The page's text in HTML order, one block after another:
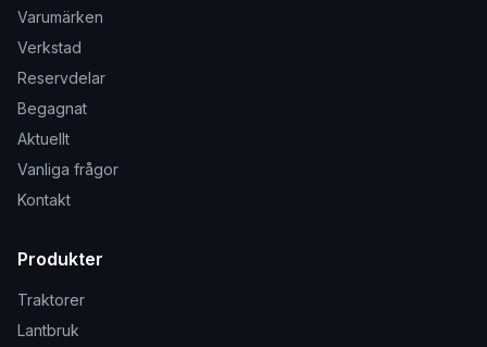
Varumärken
Verkstad
Reservdelar
Begagnat
Aktuellt
Vanliga frågor
Kontakt
Produkter
Traktorer
Lantbruk